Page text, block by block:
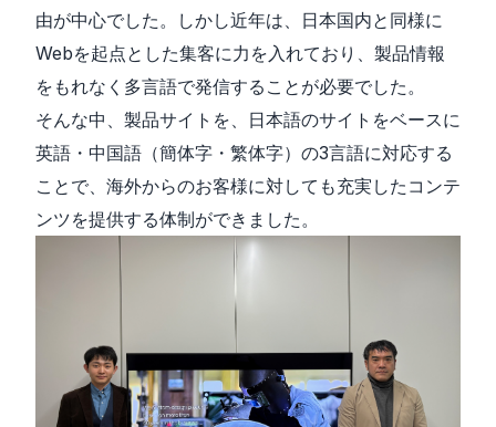
由が中心でした。しかし近年は、日本国内と同様に
Webを起点とした集客に力を入れており、製品情報
をもれなく多言語で発信することが必要でした。
そんな中、製品サイトを、日本語のサイトをベースに
英語・中国語（簡体字・繁体字）の3言語に対応する
ことで、海外からのお客様に対しても充実したコンテ
ンツを提供する体制ができました。